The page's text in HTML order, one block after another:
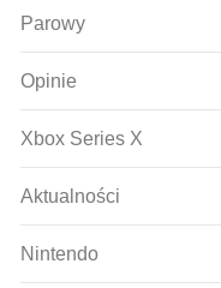
Parowy
Opinie
Xbox Series X
Aktualności
Nintendo